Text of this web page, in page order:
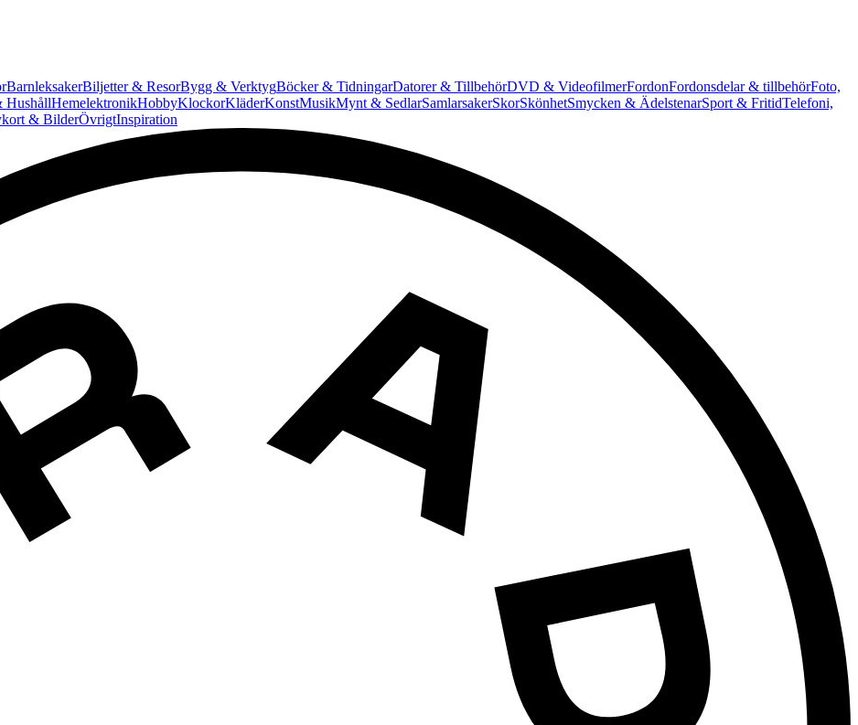
BarnleksakerBiljetter & ResorBygg & VerktygBöcker & TidningarDatorer & TillbehörDVD & VideofilmerFordonFordonsdelar & tillbehörFoto,
HushållHemelektronikHobbyKlockorKläderKonstMusikMynt & SedlarSamlarsakerSkorSkönhetSmycken & ÄdelstenarSport & FritidTelefoni,
& BilderÖvrigtInspiration